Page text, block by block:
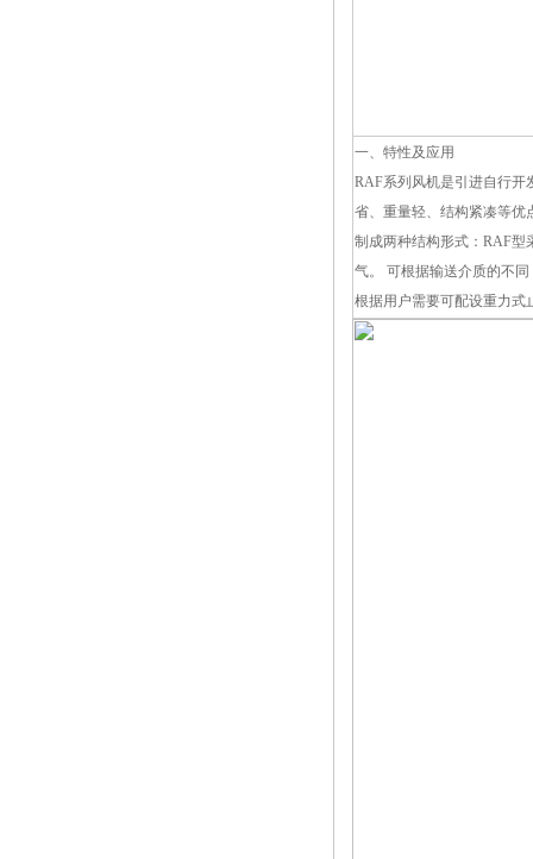
一、特性及应用
RAF系列风机是引进自行开
省、重量轻、结构紧凑等优
制成两种结构形式：RAF型
气。 可根据输送介质的不
根据用户需要可配设重力式